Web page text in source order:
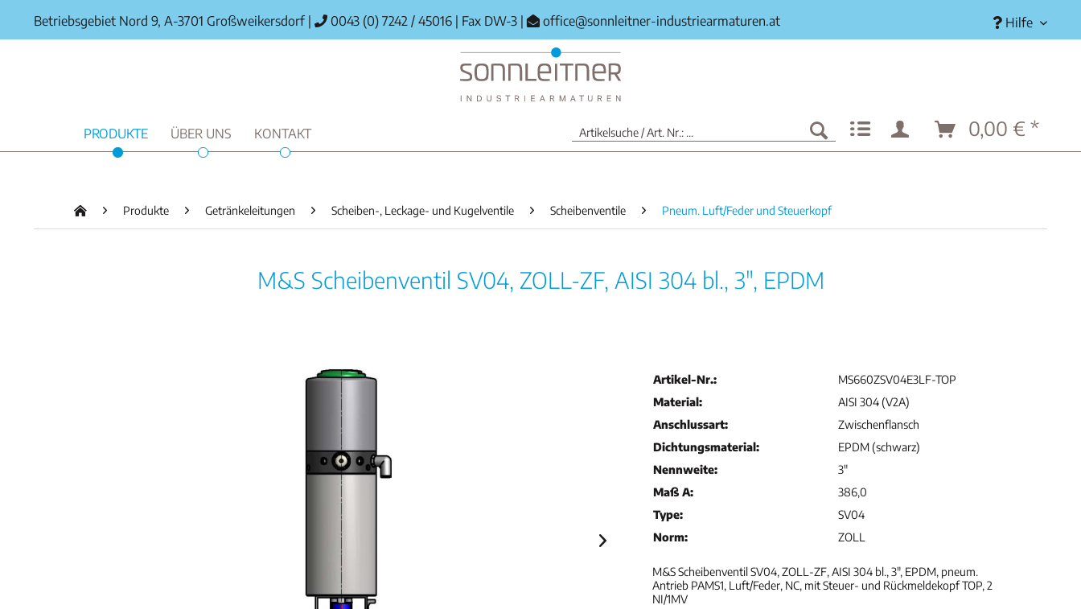
Betriebsgebiet Nord 9, A-3701 Großweikersdorf 0043 (0) 7242 / 45016 Fax DW-3 office@sonnleitner-industriearmaturen.at Hilfe
PRODUKTE ÜBER UNS KONTAKT 0,00 € *
Produkte Getränkeleitungen Scheiben-, Leckage- und Kugelventile Scheibenventile Pneum. Luft/Feder und Steuerkopf
M&S Scheibenventil SV04, ZOLL-ZF, AISI 304 bl., 3", EPDM
Artikel-Nr.:
MS660ZSV04E3LF-TOP
Material:
AISI 304 (V2A)
Anschlussart:
Zwischenflansch
Dichtungsmaterial:
EPDM (schwarz)
Nennweite:
3"
Maß A:
386,0
Type:
SV04
Norm:
ZOLL
M&S Scheibenventil SV04, ZOLL-ZF, AISI 304 bl., 3", EPDM, pneum.
Antrieb PAMS1, Luft/Feder, NC, mit Steuer- und Rückmeldekopf TOP, 2
NI/1MV